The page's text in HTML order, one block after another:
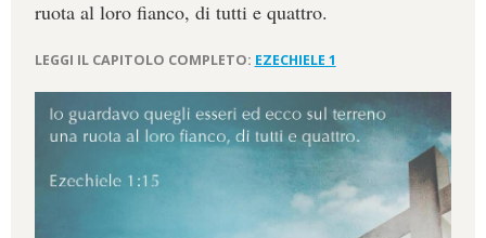
ruota al loro fianco, di tutti e quattro.
LEGGI IL CAPITOLO COMPLETO: EZECHIELE 1